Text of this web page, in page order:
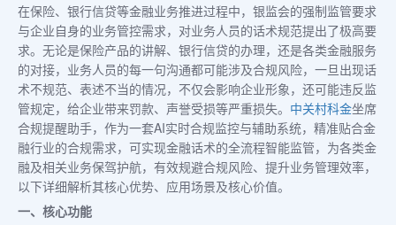
在保险、银行信贷等金融业务推进过程中，银监会的强制监管要求
与企业自身的业务管控需求，对业务人员的话术规范提出了极高要
求。无论是保险产品的讲解、银行信贷的办理，还是各类金融服务
的对接，业务人员的每一句沟通都可能涉及合规风险，一旦出现话
术不规范、表述不当的情况，不仅会影响企业形象，还可能违反监
管规定，给企业带来罚款、声誉受损等严重损失。 中关村科金坐席
合规提醒助手，作为一套AI实时合规监控与辅助系统，精准贴合金
融行业的合规需求，可实现金融话术的全流程智能监管，为各类金
融及相关业务保驾护航，有效规避合规风险、提升业务管理效率，
以下详细解析其核心优势、应用场景及核心价值。
一、核心功能